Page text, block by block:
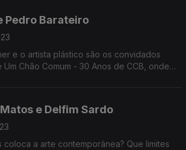
Pedro Barateiro
e o artista plástico são os convidados
Chão Comum - 30 Anos de CCB, onde
e Delfim Sardo
coloca a arte contemporânea? Que limites